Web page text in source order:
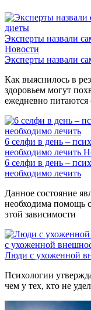
Эксперты назвали
Новости
Эксперты назвали
Как выяснилось в
здоровьем могут
ежедневно
6 селфи в день –
необходимо лечить
6 селфи в день –
необходимо лечить
Данное состояние
необходима помощь
этой зависимости
с ухоженной
Люди с ухоженной
Психологии
чем у тех, кто не